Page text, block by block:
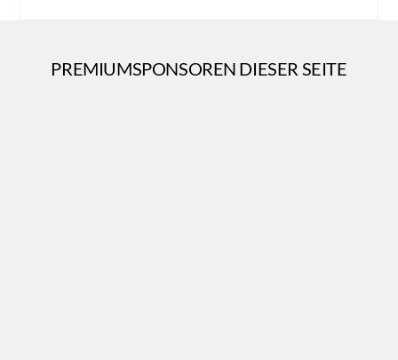
PREMIUMSPONSOREN DIESER SEITE